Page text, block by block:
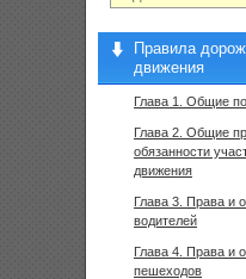
Правила
движения
Глава 1. Общие
Глава 2. Общие
обязанности
движения
Глава 3. Права и
водителей
Глава 4. Права и
пешеходов